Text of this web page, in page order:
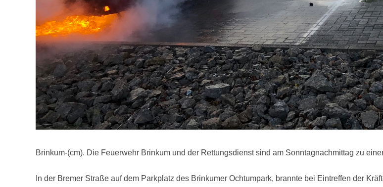
Brinkum-(cm). Die Feuerwehr Brinkum und der Rettungsdienst sind am Sonntagnachmittag zu
In der Bremer Straße auf dem Parkplatz des Brinkumer Ochtumpark, brannte bei Eintreffen der